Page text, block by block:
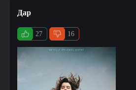
Дар
27 16